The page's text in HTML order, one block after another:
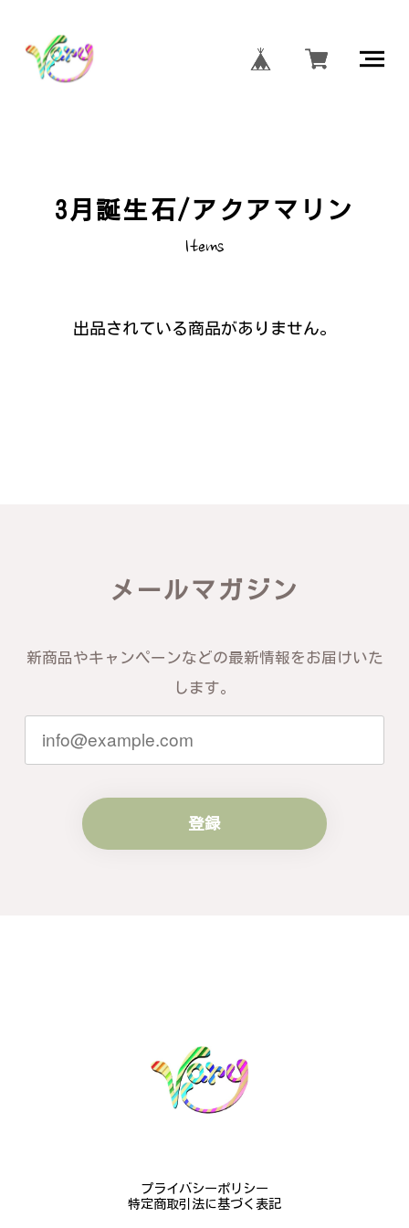
3月誕生石/アクアマリン
Items
出品されている商品がありません。
メールマガジン
新商品やキャンペーンなどの最新情報をお届けいた
します。
登録
プライバシーポリシー
特定商取引法に基づく表記